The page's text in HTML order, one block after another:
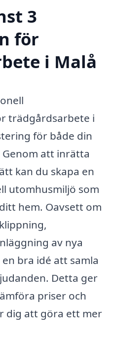
3
för
i Malå
trädgårdsarbete i
för både din
att inrätta
kan du skapa en
utomhusmiljö som
hem. Oavsett om
av nya
bra idé att samla
Detta ger
priser och
dig att göra ett mer